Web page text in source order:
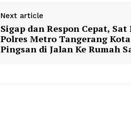
Next article
Sigap dan Respon Cepat, Sat
Polres Metro Tangerang
Pingsan di Jalan Ke Rumah